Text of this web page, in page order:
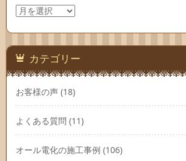
ア
ー
カ
イ
ブ カテゴリー
お客様の声 (18)
よくある質問 (11)
オール電化の施工事例 (106)